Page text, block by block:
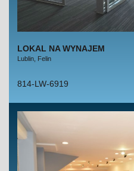
LOKAL NA WYNAJEM
Lublin, Felin
814-LW-6919